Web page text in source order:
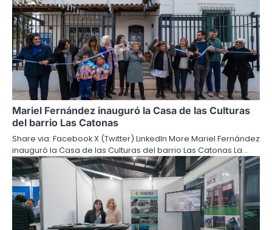
Mariel Fernández inauguró la Casa de las Culturas
del barrio Las Catonas
Share via: Facebook X (Twitter) LinkedIn More Mariel Fernández
inauguró la Casa de las Culturas del barrio Las Catonas La…